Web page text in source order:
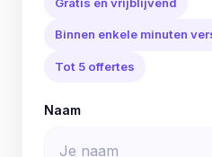
Binnen enkele minuten
Tot 5 offertes
Naam